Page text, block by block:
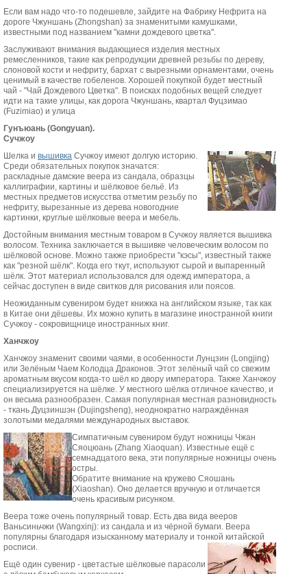
Если вам надо что-то подешевле, зайдите на Фабрику Нефрита на
дороге Чжуншань (Zhongshan) за знаменитыми камушками,
известными под названием "камни дождевого цветка".
Заслуживают внимания выдающиеся изделия местных
ремесленников, такие как репродукции древней резьбы по дереву,
слоновой кости и нефриту, бархат с вырезными орнаментами, очень
ценимый в качестве гобеленов. Хорошей покупкой будет местный
чай - "Чай Дождевого Цветка". В поисках подобных вещей следует
идти на такие улицы, как дорога Чжуншань, квартал Фуцзимао
(Fuzimiao) и улица
Гунъюань (Gongyuan).
Сучжоу
Шелка и вышивка Сучжоу имеют долгую историю.
Среди обязательных покупок значатся:
раскладные дамские веера из сандала, образцы
каллиграфии, картины и шёлковое бельё. Из
местных предметов искусства отметим резьбу по
нефриту, вырезанные из дерева новогодние
картинки, круглые шёлковые веера и мебель.
Достойным внимания местным товаром в Сучжоу является вышивка
волосом. Техника заключается в вышивке человеческим волосом по
шёлковой основе. Можно также приобрести "кэсы", известный также
как "резной шёлк". Когда его ткут, используют сырой и выпаренный
шёлк. Этот материал использовался для одежд императора, а
сейчас доступен в виде свитков для рисования или поясов.
Неожиданным сувениром будет книжка на английском языке, так как
в Китае они дёшевы. Их можно купить в магазине иностранной книги
Сучжоу - сокровищнице иностранных книг.
Ханчжоу
Ханчжоу знаменит своими чаями, в особенности Лунцзин (Longjing)
или Зелёным Чаем Колодца Драконов. Этот зелёный чай со свежим
ароматным вкусом когда-то шёл ко двору императора. Также Ханчжоу
специализируется на шёлке. У местного шёлка отличное качество, и
он весьма разнообразен. Самая популярная местная разновидность
- ткань Дуцзиншэн (Dujingsheng), неоднократно награждённая
золотыми медалями международных выставок.
Симпатичным сувениром будут ножницы Чжан
Сяоцюань (Zhang Xiaoquan). Известные ещё с
семнадцатого века, эти популярные ножницы очень
остры.
Обратите внимание на кружево Сяошань
(Xiaoshan). Оно делается вручную и отличается
очень красивым рисунком.
Веера тоже очень популярный товар. Есть два вида вееров
Ваньсиньчжи (Wangxinj): из сандала и из чёрной бумаги. Веера
популярны благодаря изысканному материалу и тонкой китайской
росписи.
Ещё один сувенир - цветастые шёлковые парасоли